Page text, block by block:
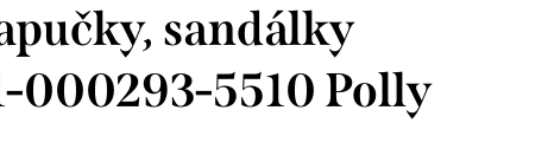
sandálky
000293-5510 Polly